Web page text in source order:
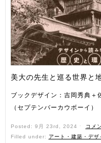
美大の先生と巡る世界と
ブックデザイン：吉岡秀典＋
（セプテンバーカウボーイ）
Posted: 9月 23rd, 2024 ˑ
コメ
Filled under:
アート・建築・デザ